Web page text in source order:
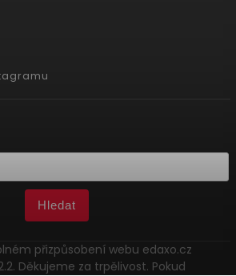
Hledat
přizpůsobení webu edaxo.cz
Děkujeme za trpělivost. Pokud